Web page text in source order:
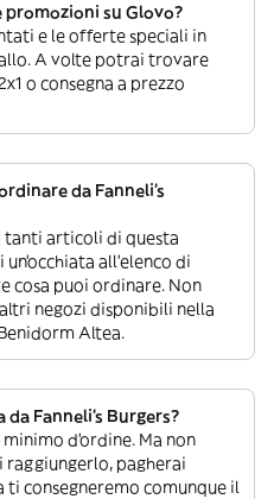
promozioni su Glovo?
e le offerte speciali in
A volte potrai trovare
o consegna a prezzo
da Fanneli's
tanti articoli di questa
all’elenco di
cosa puoi ordinare. Non
negozi disponibili nella
Altea.
da Fanneli's Burgers?
d’ordine. Ma non
raggiungerlo, pagherai
consegneremo comunque il